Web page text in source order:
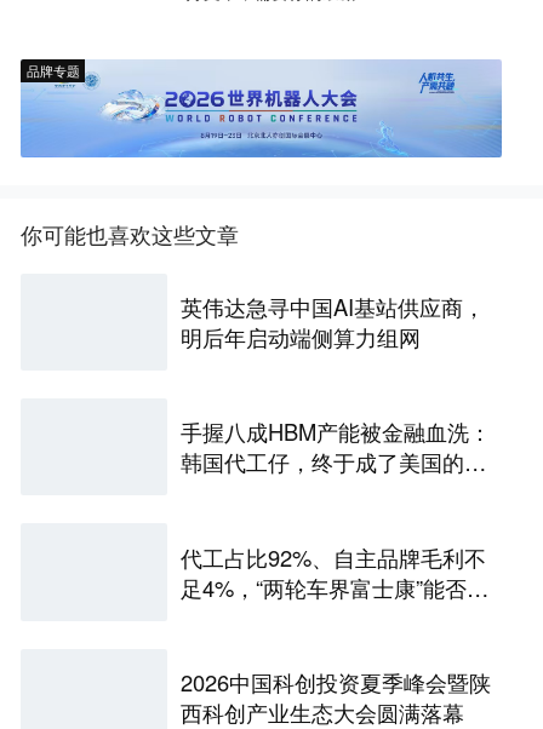
品牌专题
你可能也喜欢这些文章
英伟达急寻中国AI基站供应商，
明后年启动端侧算力组网
手握八成HBM产能被金融血洗：
韩国代工仔，终于成了美国的待
代工占比92%、自主品牌毛利不
足4%，“两轮车界富士康”能否站
2026中国科创投资夏季峰会暨陕
西科创产业生态大会圆满落幕